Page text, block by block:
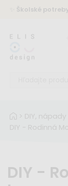
Školské
> DIY,
DIY - Rodinná
DIY -